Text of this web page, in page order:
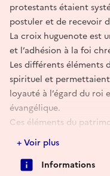
protestants étaient
postuler et de recevoir
La croix huguenote est
et l’adhésion à la foi
Les différents éléments
spirituel et
loyauté à l’égard du roi
évangélique.
Ces éléments du
explicités dans une
+ Voir plus
Informations